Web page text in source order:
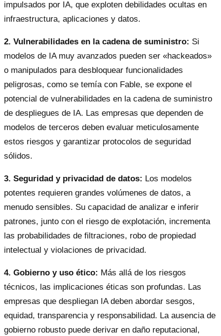
impulsados por IA, que exploten debilidades ocultas en
infraestructura, aplicaciones y datos.
2. Vulnerabilidades en la cadena de suministro: Si
modelos de IA muy avanzados pueden ser «hackeados»
o manipulados para desbloquear funcionalidades
peligrosas, como se temía con Fable, se expone el
potencial de vulnerabilidades en la cadena de suministro
de despliegues de IA. Las empresas que dependen de
modelos de terceros deben evaluar meticulosamente
estos riesgos y garantizar protocolos de seguridad
sólidos.
3. Seguridad y privacidad de datos: Los modelos
potentes requieren grandes volúmenes de datos, a
menudo sensibles. Su capacidad de analizar e inferir
patrones, junto con el riesgo de explotación, incrementa
las probabilidades de filtraciones, robo de propiedad
intelectual y violaciones de privacidad.
4. Gobierno y uso ético: Más allá de los riesgos
técnicos, las implicaciones éticas son profundas. Las
empresas que despliegan IA deben abordar sesgos,
equidad, transparencia y responsabilidad. La ausencia de
gobierno robusto puede derivar en daño reputacional,